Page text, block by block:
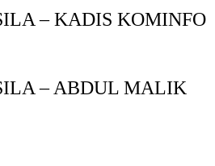
– KADIS KOMINFO
– ABDUL MALIK